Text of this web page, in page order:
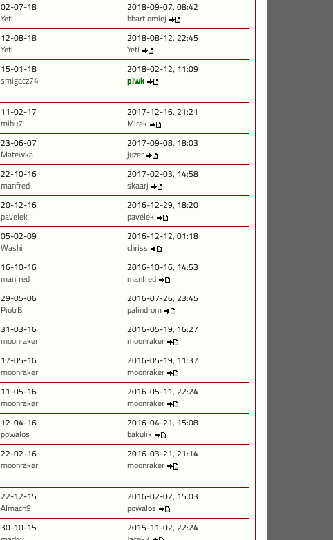
02-07-18
Yeti
2018-09-07, 08:42
bbartlomiej
12-08-18
Yeti
2018-08-12, 22:45
Yeti
15-01-18
smigacz74
2018-02-12, 11:09
plwk
11-02-17
mihu7
2017-12-16, 21:21
Mirek
23-06-07
Matewka
2017-09-08, 18:03
juzer
22-10-16
manfred
2017-02-03, 14:58
skaarj
20-12-16
pavelek
2016-12-29, 18:20
pavelek
05-02-09
Washi
2016-12-12, 01:18
chriss
16-10-16
manfred
2016-10-16, 14:53
manfred
29-05-06
PiotrB.
2016-07-26, 23:45
palindrom
31-03-16
moonraker
2016-05-19, 16:27
moonraker
17-05-16
moonraker
2016-05-19, 11:37
moonraker
11-05-16
moonraker
2016-05-11, 22:24
moonraker
12-04-16
powalos
2016-04-21, 15:08
bakulik
22-02-16
moonraker
2016-03-21, 21:14
moonraker
22-12-15
Almach9
2016-02-02, 15:03
powalos
30-10-15
2015-11-02, 22:24